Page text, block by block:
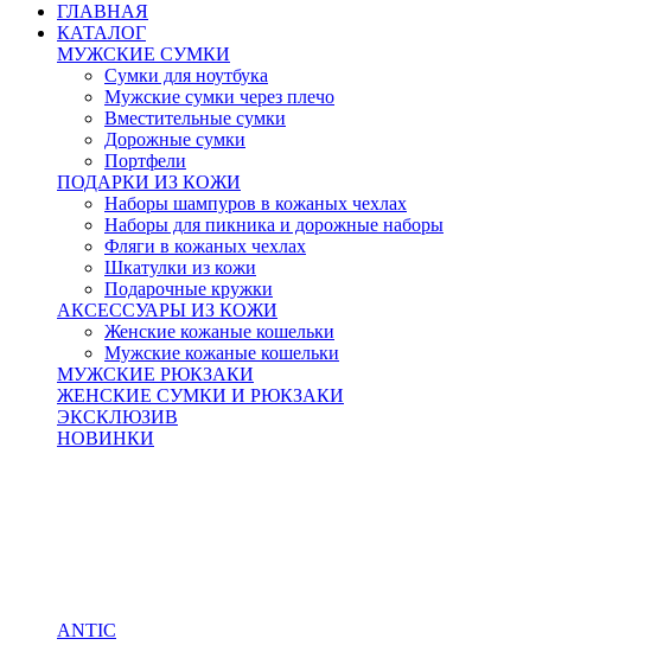
ГЛАВНАЯ
КАТАЛОГ
МУЖСКИЕ СУМКИ
Сумки для ноутбука
Мужские сумки через плечо
Вместительные сумки
Дорожные сумки
Портфели
ПОДАРКИ ИЗ КОЖИ
Наборы шампуров в кожаных чехлах
Наборы для пикника и дорожные наборы
Фляги в кожаных чехлах
Шкатулки из кожи
Подарочные кружки
АКСЕССУАРЫ ИЗ КОЖИ
Женские кожаные кошельки
Мужские кожаные кошельки
МУЖСКИЕ РЮКЗАКИ
ЖЕНСКИЕ СУМКИ И РЮКЗАКИ
ЭКСКЛЮЗИВ
НОВИНКИ
ANTIC